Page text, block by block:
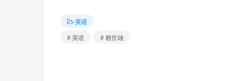
英语
# 英语
# 赖世雄